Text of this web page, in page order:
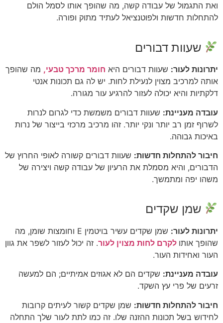
ואת התגמול של עבודה קשה, מה שהופך אותו לסמל הולם
להתחלות חדשות ולפוטנציאל לעתיד מתוק ופורה.
שעוות דבורים
יתרונות לעור:שעוות דבורים היא חומר מרכך טבעי,מה שהופך
אותה למרכיב מצוין לנעילת לחות. יש לה גם תכונות אנטי
דלקתיות והיא יכולה לעזור להרגיע עור מגורה.
עובדה מעניינת:שעוות דבורים משמשת כדי לגרום לנרות
לשרוף זמן רב יותר ונקי יותר. זהו מרכיב מרכזי בייצור של נרות
באיכות גבוהה.
חיבור להתחלות חדשות:שעוות דבורים קשורה לאופי החרוץ של
הדבורים, והיא מסמלת את הרעיון של עבודה קשה ויצירה של
משהו יפה ומתמשך.
שמן שקדים
יתרונות לעור:
שמן שקדים עשיר בויטמין E וחומצות שומן, מה
שהופך אותולקרם לחות מצוין לעור. זה יכול לעזור לשפר את גוון
העור ואחידות העור.
עובדה מעניינת:שקדים הם לא אגוזים אמיתיים; הם למעשה
זרעים של פרי עץ השקד.
חיבור להתחלות חדשות:שמן שקדים קשור לעיתים קרובות
לחידוש בשל תכונות ההזנה שלו. זה כמו לתת לעור שלך התחלה